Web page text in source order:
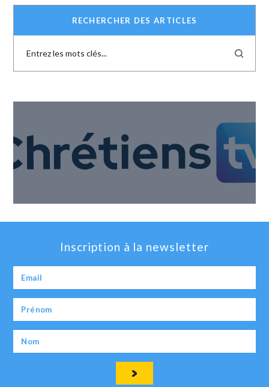
RECHERCHER DES ARTICLES
Inscription à la newsletter